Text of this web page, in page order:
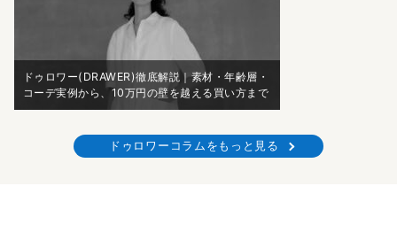
ドゥロワー(DRAWER)徹底解説｜素材・年齢層・
コーデ実例から、10万円の壁を越える買い方まで
ドゥロワーコラムをもっと見る